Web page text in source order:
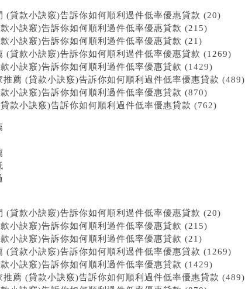
(貸款小訣竅)告訴你如何順利過件低率優惠貸款 (20)
小訣竅)告訴你如何順利過件低率優惠貸款 (215)
小訣竅)告訴你如何順利過件低率優惠貸款 (21)
(貸款小訣竅)告訴你如何順利過件低率優惠貸款 (1269)
小訣竅)告訴你如何順利過件低率優惠貸款 (1429)
推薦 (貸款小訣竅)告訴你如何順利過件低率優惠貸款 (489)
小訣竅)告訴你如何順利過件低率優惠貸款 (870)
款小訣竅)告訴你如何順利過件低率優惠貸款 (762)
(貸款小訣竅)告訴你如何順利過件低率優惠貸款 (20)
小訣竅)告訴你如何順利過件低率優惠貸款 (215)
小訣竅)告訴你如何順利過件低率優惠貸款 (21)
(貸款小訣竅)告訴你如何順利過件低率優惠貸款 (1269)
小訣竅)告訴你如何順利過件低率優惠貸款 (1429)
推薦 (貸款小訣竅)告訴你如何順利過件低率優惠貸款 (489)